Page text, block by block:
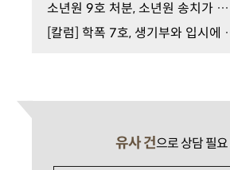
소년원 9호 처분, 소년원 송치가 결정됐다면
[칼럼] 학폭
유사 건으로 상담 필요